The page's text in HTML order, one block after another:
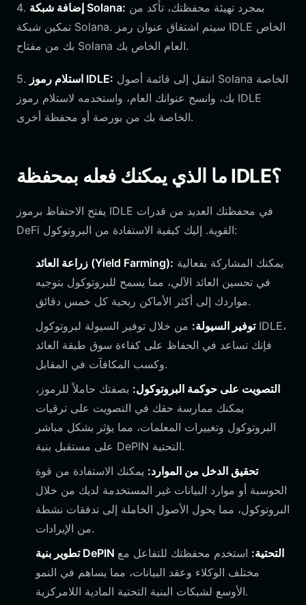
4. إضافة شبكة Solana:
تمكين شبكة Solana. سيتم اشتقاق عنوان رمز IDLE الخاص
بك من مفتاح Solana العام الخاص بك.
5. استلام رموز IDLE:
بك، وانسخ عنوانك العام، واستخدمه لاستلام رموز IDLE
الخاصة بك من بورصة أو محفظة أخرى.
ما الذي يمكنك فعله بمحفظة IDLE؟
يفتح الاحتفاظ برموز IDLE في محفظتك العديد من قدرات
DeFi القوية. إليك كيفية الاستفادة من البروتوكول:
زراعة العائد (Yield Farming):
في تحسين العائد الآلي، مما يسمح للبروتوكول بتوجيه
مواردك إلى أكثر الأماكن ربحية كل خمس دقائق.
توفير السيولة: من خلال توفير السيولة لبروتوكول IDLE،
فإنك تساعد في الحفاظ على كفاءة سوق طبقة العائد
وكسب المكافآت في المقابل.
التصويت على حوكمة البروتوكول: بصفتك حاملاً للرموز،
يمكنك ممارسة حقك في التصويت على ترقيات
البروتوكول وتغييرات المعلمات، مما يؤثر بشكل مباشر
على مستقبل بنية DePIN التحتية.
تحقيق الدخل من الموارد: يمكنك الاستفادة من قوة
الحوسبة أو موارد البيانات غير المستخدمة لديك من خلال
البروتوكول، مما يحول الأصول الخاملة إلى تدفقات نشطة
من الإيرادات.
تطوير بنية DePIN التحتية: استخدم محفظتك للتفاعل مع
مختلف الوكلاء وعقد البيانات، مما يساهم في النمو
الأوسع لشبكات البنية التحتية المادية اللامركزية.